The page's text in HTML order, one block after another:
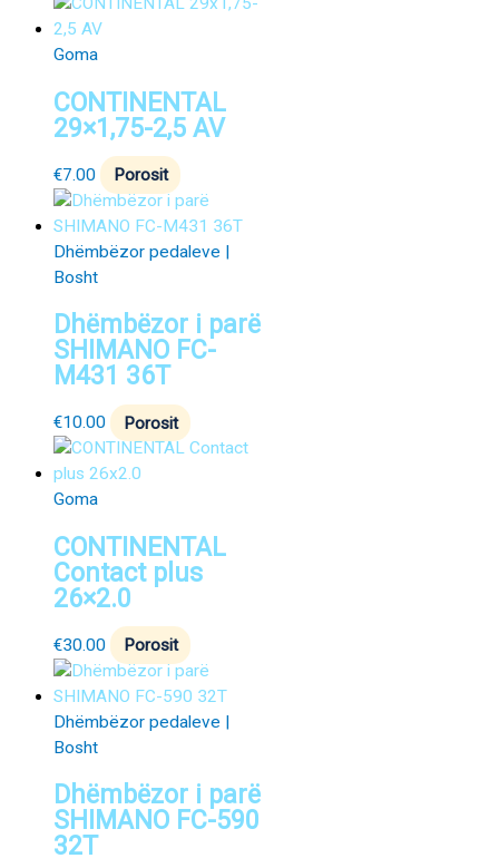
Goma
CONTINENTAL
29×1,75-2,5 AV
€7.00 Porosit
Dhëmbëzor pedaleve |
Bosht
Dhëmbëzor i parë
SHIMANO FC-
M431 36T
€10.00 Porosit
Goma
CONTINENTAL
Contact plus
26×2.0
€30.00 Porosit
Dhëmbëzor pedaleve |
Bosht
Dhëmbëzor i parë
SHIMANO FC-590
32T